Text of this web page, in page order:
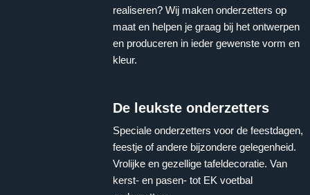
realiseren? Wij maken onderzetters op
maat en helpen je graag bij het ontwerpen
en produceren in ieder gewenste vorm en
kleur.
De leukste onderzetters
Speciale onderzetters voor de feestdagen,
feestje of andere bijzondere gelegenheid.
Vrolijke en gezellige tafeldecoratie. Van
kerst- en pasen- tot EK voetbal